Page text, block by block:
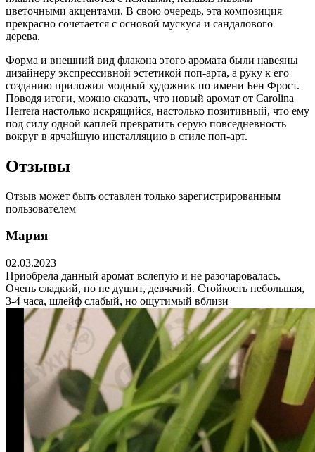
цветочными акцентами. В свою очередь, эта композиция
прекрасно сочетается с основой мускуса и сандалового
дерева.
Форма и внешний вид флакона этого аромата были навеяны
дизайнеру экспрессивной эстетикой поп-арта, а руку к его
созданию приложил модный художник по имени Бен Фрост.
Поводя итоги, можно сказать, что новый аромат от Carolina
Herrera настолько искрящийся, настолько позитивный, что ему
под силу одной каплей превратить серую повседневность
вокруг в ярчайшую инсталляцию в стиле поп-арт.
Отзывы
Отзыв может быть оставлен только зарегистрированным
пользователем
Мария
02.03.2023
Приобрела данный аромат вслепую и не разочаровалась.
Очень сладкий, но не душит, девчачий. Стойкость небольшая,
3-4 часа, шлейф слабый, но ощутимый вблизи